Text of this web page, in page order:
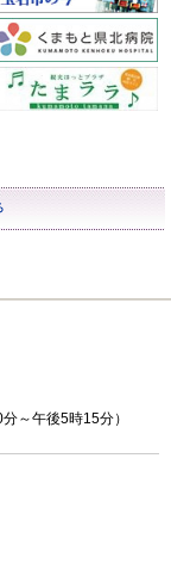
～午後5時15分）